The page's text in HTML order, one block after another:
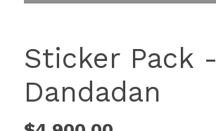
Sticker Pack -
Dandadan